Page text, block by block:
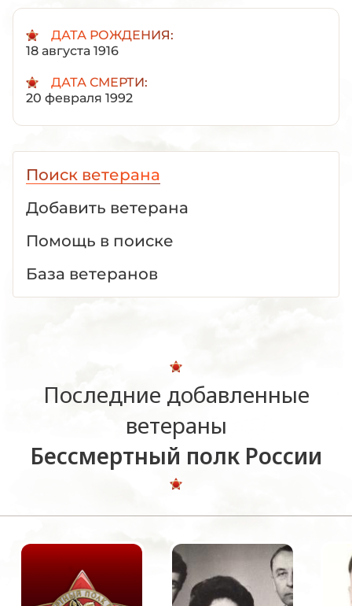
ДАТА РОЖДЕНИЯ:
18 августа 1916
ДАТА СМЕРТИ:
20 февраля 1992
Поиск ветерана
Добавить ветерана
Помощь в поиске
База ветеранов
Последние добавленные
ветераны
Бессмертный полк России